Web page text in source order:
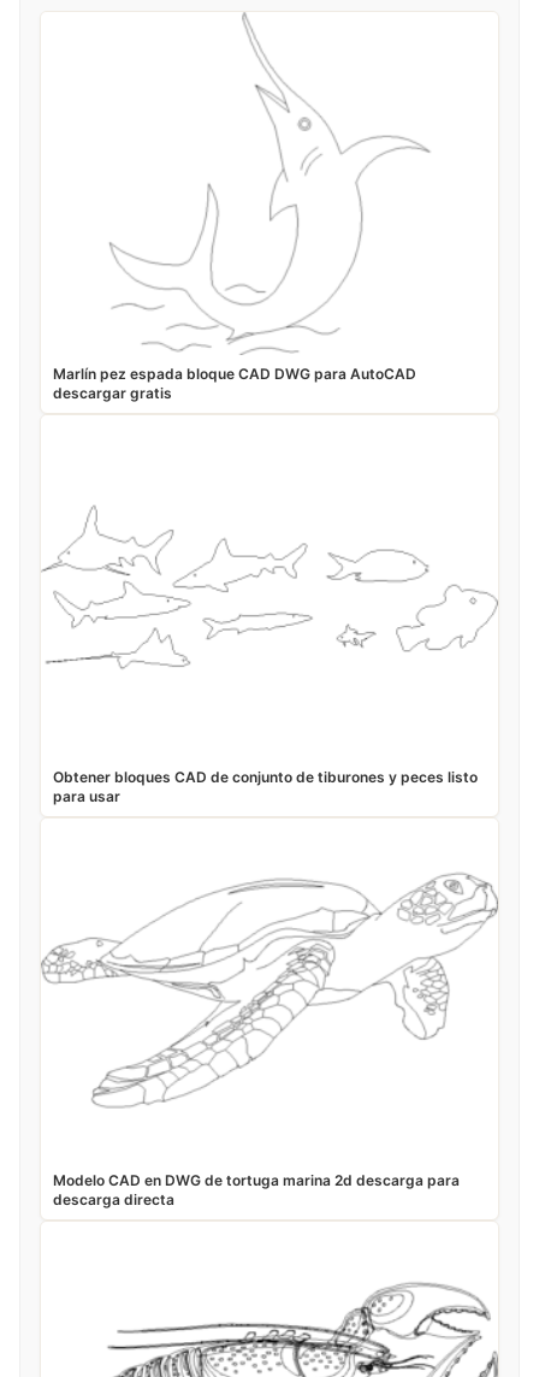
Marlín pez espada bloque CAD DWG para AutoCAD
descargar gratis
Obtener bloques CAD de conjunto de tiburones y peces listo
para usar
Modelo CAD en DWG de tortuga marina 2d descarga para
descarga directa